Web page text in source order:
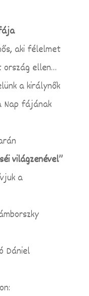
aki félelmet
ország ellen…
a királynők
Nap fájának
világzenével”
a
Dániel